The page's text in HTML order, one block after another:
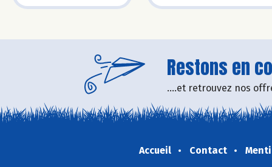
Restons en
....et retrouvez nos
Accueil Contact